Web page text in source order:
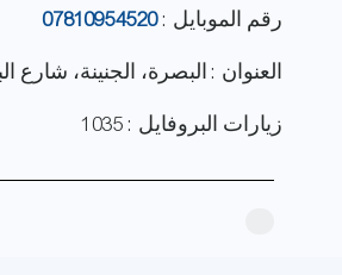
رقم الموبايل :07810954520
العنوان : البصرة، الجنينة،
زيارات البروفايل : 1035